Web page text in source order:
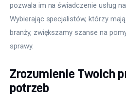
pozwala im na świadczenie usług
Wybierając specjalistów, którzy
branży, zwiększamy szanse na
sprawy.
Zrozumienie Twoich
potrzeb